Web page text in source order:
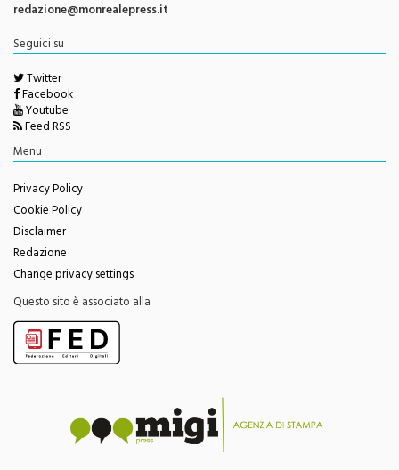
Twitter
Facebook
Youtube
Feed RSS
Menu
Privacy Policy
Cookie Policy
Disclaimer
Redazione
Change privacy settings
Questo sito è associato alla